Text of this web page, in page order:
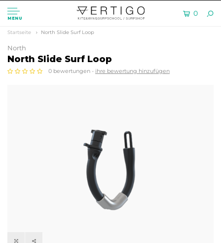
MENU
0
Startseite North Slide Surf Loop
North
North Slide Surf Loop
0 bewertungen - ihre bewertung hinzufügen